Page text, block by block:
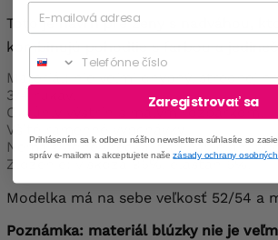
Toto je návrh pre ženy s nadváhou,
kombinujú pohodlie s farbou a
Materiál: nie veľmi ohybný, strednej
3/4 rukáv.
Okrúhly výstrih s malým rozparkom.
Všité ramenné vypchávky.
Nemá žiadne vrecká, zapínanie ani
Zloženie: viskóza 95%, elastan 5%.
Modelka má na sebe veľkosť 52/54 a
Poznámka: materiál blúzky nie je
Phone
Zaregistrovať sa
Prihlásením sa k odberu nášho newslettera súhlasíte so
správ e-mailom a akceptujete našezásady ochrany osobných